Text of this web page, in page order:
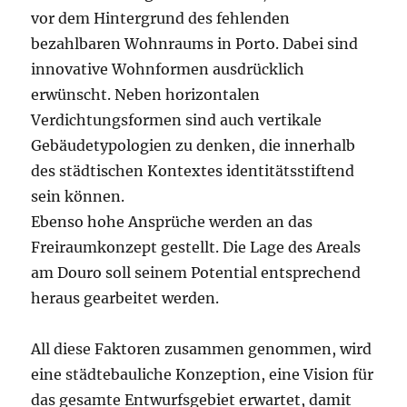
vor dem Hintergrund des fehlenden
bezahlbaren Wohnraums in Porto. Dabei sind
innovative Wohnformen ausdrücklich
erwünscht. Neben horizontalen
Verdichtungsformen sind auch vertikale
Gebäudetypologien zu denken, die innerhalb
des städtischen Kontextes identitätsstiftend
sein können.
Ebenso hohe Ansprüche werden an das
Freiraumkonzept gestellt. Die Lage des Areals
am Douro soll seinem Potential entsprechend
heraus gearbeitet werden.
All diese Faktoren zusammen genommen, wird
eine städtebauliche Konzeption, eine Vision für
das gesamte Entwurfsgebiet erwartet, damit